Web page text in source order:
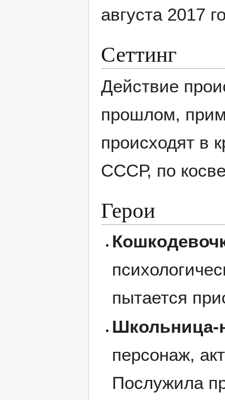
августа 2017
Сеттинг
Действие
прошлом,
происходят в
СССР, по
Герои
пытается
Школьница-
персонаж,
Послужила